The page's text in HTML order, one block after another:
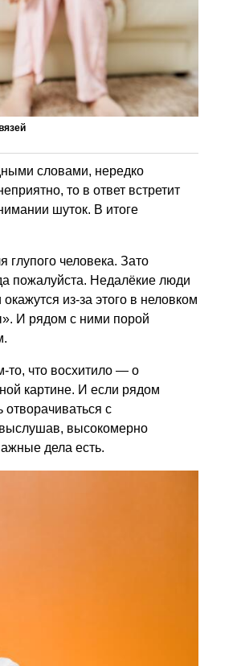
словами, нередко
то в ответ встретит
шуток. В итоге
глупого человека. Зато
пожалуйста. Недалёкие люди
из-за этого в неловком
И рядом с ними порой
то, что восхитило — о
картине. И если рядом
с
высокомерно
дела есть.